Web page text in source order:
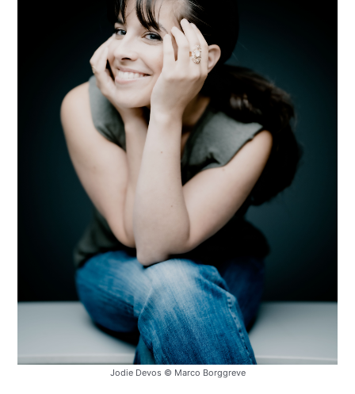
Jodie Devos © Marco Borggreve